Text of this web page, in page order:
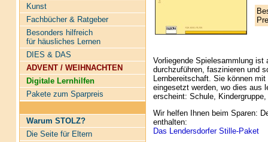
Kunst
Fachbücher & Ratgeber
Besonders hilfreich
für häusliches Lernen
DIES & DAS
ADVENT / WEIHNACHTEN
Digitale Lernhilfen
Pakete zum Sparpreis
Warum STOLZ?
Die Seite für Eltern
Vorliegende Spielesammlung
durchzuführen, faszinieren und
Lernbereitschaft. Sie können
eingesetzt werden, wo dies aus
erscheint: Schule,
Wir helfen Ihnen beim Sparen:
enthalten:
Das Lendersdorfer Stille-Paket